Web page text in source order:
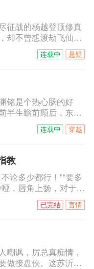
，走哪哪儿死人……
智斗勇还得斗笑里藏
殿下！
征战的杨越登顶修真
却不曾想渡劫飞仙之
落，却意外重回千年
世我登临绝顶、俯瞰
破劫飞仙，亦将不负
悬疑
连载中
铭是个热心肠的好
半生瞻前顾后，东奔
骗入了洞房才知道，
成计划。
穿越
连载中
教
论多少都行！”“要多
，唇角上扬，对于他
都不是问题。“我不要
静的拳头紧紧地攥
“我不要你的命，嫁
去复仇吧！”
言情
已完结
嘲讽，厉总真痴情，
做接盘侠。这苏沂都